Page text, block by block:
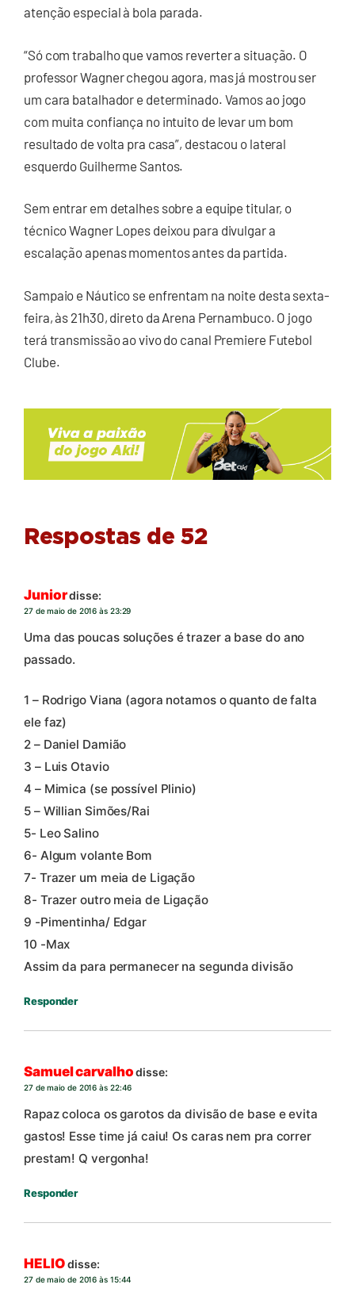
atenção especial à bola parada.
“Só com trabalho que vamos reverter a situação. O
professor Wagner chegou agora, mas já mostrou ser
um cara batalhador e determinado. Vamos ao jogo
com muita confiança no intuito de levar um bom
resultado de volta pra casa”, destacou o lateral
esquerdo Guilherme Santos.
Sem entrar em detalhes sobre a equipe titular, o
técnico Wagner Lopes deixou para divulgar a
escalação apenas momentos antes da partida.
Sampaio e Náutico se enfrentam na noite desta sexta-
feira, às 21h30, direto da Arena Pernambuco. O jogo
terá transmissão ao vivo do canal Premiere Futebol
Clube.
Respostas de 52
Juniordisse:
27 de maio de 2016 às 23:29
Uma das poucas soluções é trazer a base do ano
passado.
1 – Rodrigo Viana (agora notamos o quanto de falta
ele faz)
2 – Daniel Damião
3 – Luis Otavio
4 – Mimica (se possível Plinio)
5 – Willian Simões/Rai
5- Leo Salino
6- Algum volante Bom
7- Trazer um meia de Ligação
8- Trazer outro meia de Ligação
9 -Pimentinha/ Edgar
10 -Max
Assim da para permanecer na segunda divisão
Responder
Samuel carvalho disse:
27 de maio de 2016 às 22:46
Rapaz coloca os garotos da divisão de base e evita
gastos! Esse time já caiu! Os caras nem pra correr
prestam! Q vergonha!
Responder
HELIO disse:
27 de maio de 2016 às 15:44